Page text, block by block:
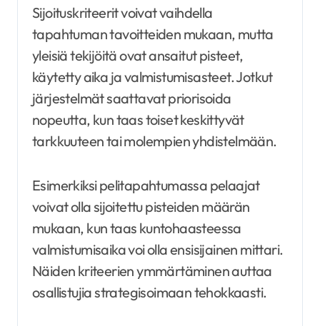
Sijoituskriteerit voivat vaihdella
tapahtuman tavoitteiden mukaan, mutta
yleisiä tekijöitä ovat ansaitut pisteet,
käytetty aika ja valmistumisasteet. Jotkut
järjestelmät saattavat priorisoida
nopeutta, kun taas toiset keskittyvät
tarkkuuteen tai molempien yhdistelmään.
Esimerkiksi pelitapahtumassa pelaajat
voivat olla sijoitettu pisteiden määrän
mukaan, kun taas kuntohaasteessa
valmistumisaika voi olla ensisijainen mittari.
Näiden kriteerien ymmärtäminen auttaa
osallistujia strategisoimaan tehokkaasti.